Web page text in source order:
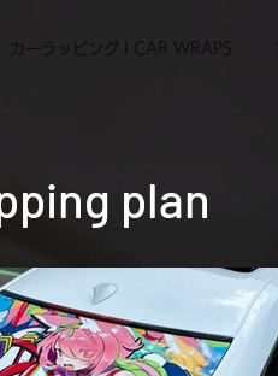
カーラッピング l CAR WRAPS
plan